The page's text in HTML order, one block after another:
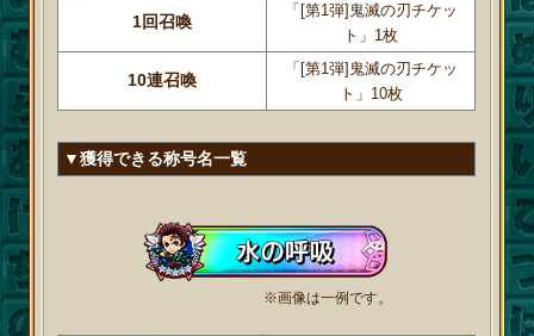
1回召喚
「[第1弾]鬼滅の刃チケッ
ト」1枚
10連召喚
「[第1弾]鬼滅の刃チケッ
ト」10枚
▼獲得できる称号名一覧
※画像は一例です。